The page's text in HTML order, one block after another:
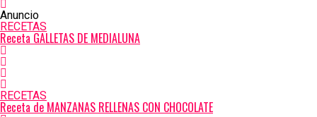
Anuncio
RECETAS
Receta GALLETAS DE MEDIALUNA
RECETAS
Receta de MANZANAS RELLENAS CON CHOCOLATE